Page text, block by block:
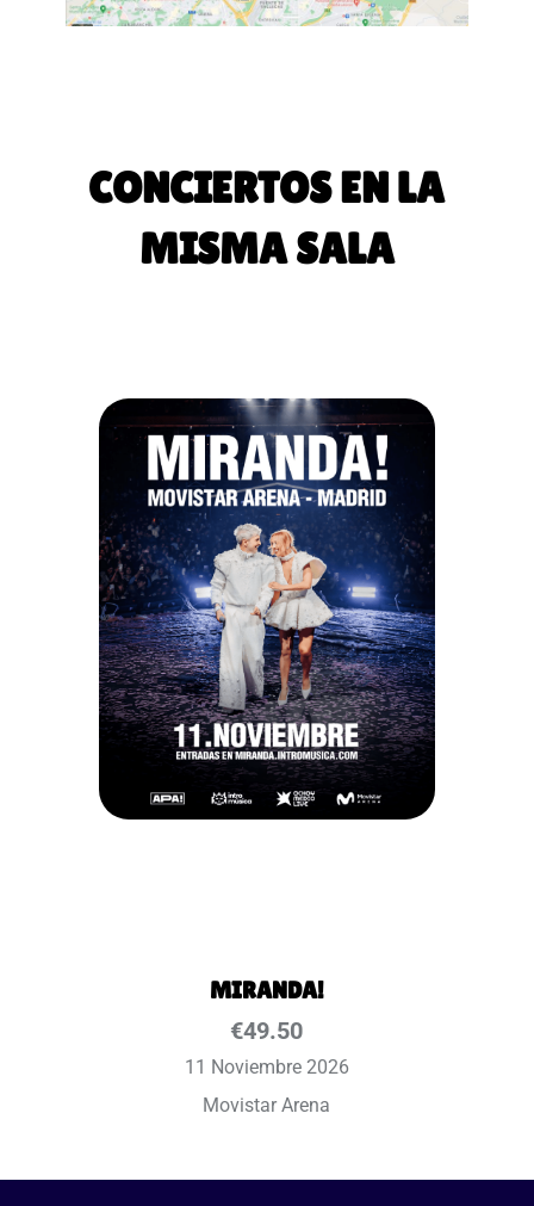
CONCIERTOS EN LA
MISMA SALA
MIRANDA!
€49.50
11 Noviembre 2026
Movistar Arena